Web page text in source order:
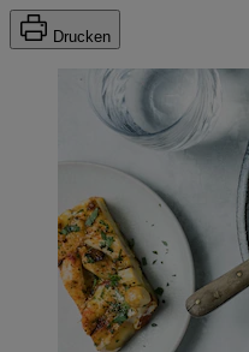
Drucken